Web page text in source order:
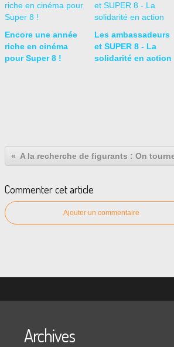
Encore une année
riche en cinéma
pour Super 8 !
Les ambassadeurs
et SUPER 8 - La
solidarité en action
Commenter cet article
Ajouter un commentaire
Archives